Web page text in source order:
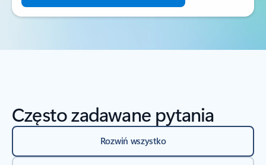
Często zadawane pytania
Rozwiń wszystko